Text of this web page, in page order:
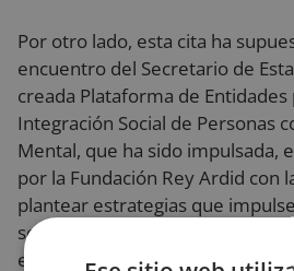
Por otro lado, esta cita ha
encuentro del Secretario de
creada Plataforma de
Integración Social de Personas
Mental, que ha sido impulsada,
por la Fundación Rey Ardid con
plantear estrategias que
social de personas con
encuentro ha servido para